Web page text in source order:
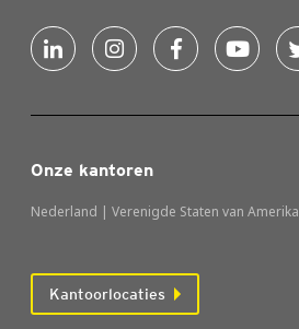
Onze kantoren
Nederland | Verenigde Staten van Amerika
Kantoorlocaties